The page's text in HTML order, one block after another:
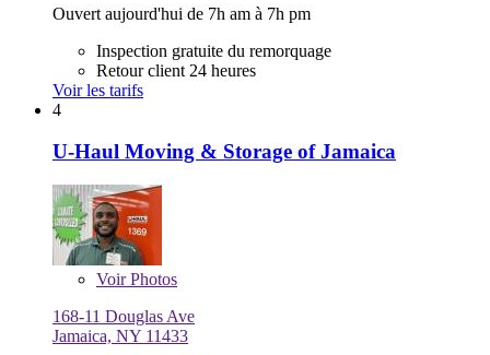
Ouvert aujourd'hui de 7h am à 7h pm
Inspection gratuite du remorquage
Retour client 24 heures
Voir les tarifs
4
U-Haul Moving & Storage of Jamaica
VoirPhotos
168-11 Douglas Ave
Jamaica, NY 11433